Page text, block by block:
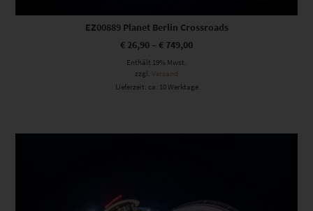
EZ00889 Planet Berlin Crossroads
€ 26,90 – € 749,00
Enthält 19% Mwst.
zzgl. Versand
Lieferzeit: ca. 10 Werktage
Dieses Produkt weist mehrere Varianten auf. Die Optionen können auf der Produktseite gewählt werden